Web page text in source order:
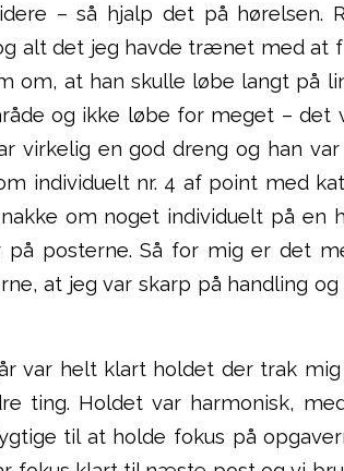
– så hjalp det på hørelsen.
alt det jeg havde trænet med at
om, at han skulle løbe langt på
og ikke løbe for meget – det
virkelig en god dreng og han
individuelt nr. 4 af point med
om noget individuelt på en
på posterne. Så for mig er det
at jeg var skarp på handling
var helt klart holdet der trak
ting. Holdet var harmonisk,
til at holde fokus på